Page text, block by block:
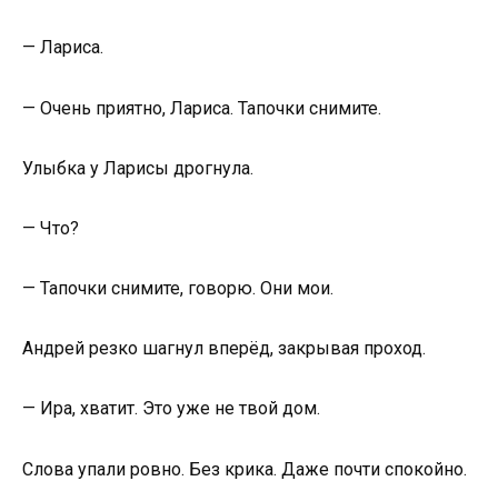
— Лариса.
— Очень приятно, Лариса. Тапочки снимите.
Улыбка у Ларисы дрогнула.
— Что?
— Тапочки снимите, говорю. Они мои.
Андрей резко шагнул вперёд, закрывая проход.
— Ира, хватит. Это уже не твой дом.
Слова упали ровно. Без крика. Даже почти спокойно.